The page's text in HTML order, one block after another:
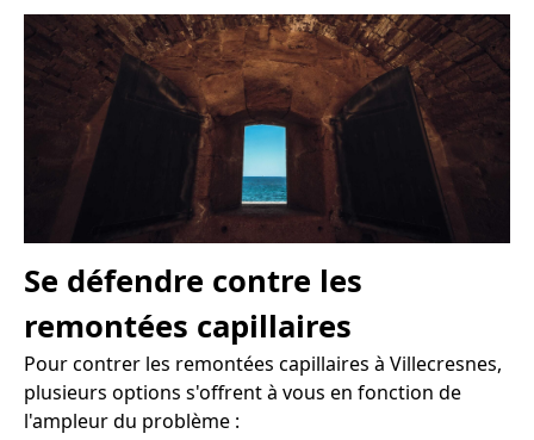
Se défendre contre les
remontées capillaires
Pour contrer les remontées capillaires à Villecresnes,
plusieurs options s'offrent à vous en fonction de
l'ampleur du problème :